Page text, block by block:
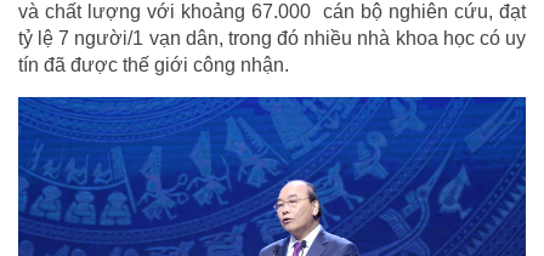
và chất lượng với khoảng 67.000 cán bộ nghiên cứu, đạt
tỷ lệ 7 người/1 vạn dân, trong đó nhiều nhà khoa học có uy
tín đã được thế giới công nhận.